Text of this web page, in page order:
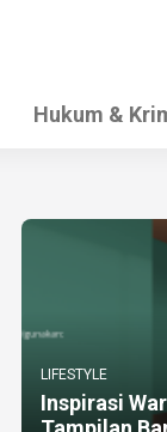
Hukum &
LIFESTYLE
Inspirasi